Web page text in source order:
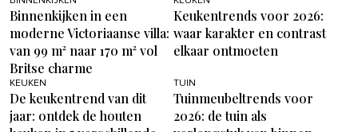
Binnenkijken in een
moderne Victoriaanse villa:
van 99 m² naar 170 m² vol
Britse charme
Keukentrends voor 2026:
waar karakter en contrast
elkaar ontmoeten
KEUKEN
De keukentrend van dit
jaar: ontdek de houten
TUIN
Tuinmeubeltrends voor
2026: de tuin als